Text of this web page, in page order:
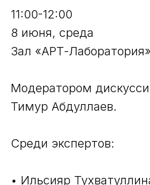
11:00-12:00
8 июня, среда
Зал «АРТ-Лаборатория»
Модератором
Тимур Абдуллаев.
Среди экспертов:
• Ильсияр